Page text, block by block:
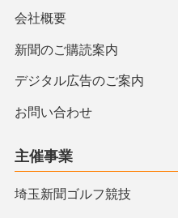
会社概要
新聞のご購読案内
デジタル広告のご案内
お問い合わせ
主催事業
埼玉新聞ゴルフ競技